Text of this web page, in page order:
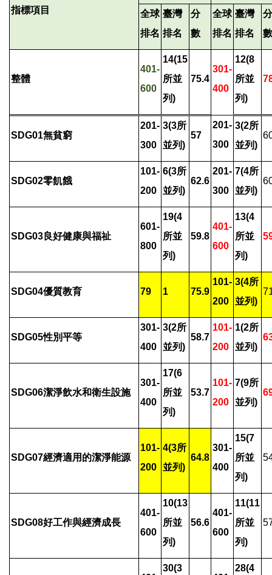
指標項目
全球
排名
臺灣
排名
分
數
全球
排名
臺灣
排名
分
數
整體
401-
600
14(15
所並
列)
75.4
301-
400
12(8
所並
列)
SDG01無貧窮
201-
300
3(3所
並列)
57
201-
300
3(2所
並列)
SDG02零飢餓
101-
200
6(3所
並列)
62.6
201-
300
7(4所
並列)
SDG03 良好健康與福祉
601-
800
19(4
所並
列)
59.8
401-
600
13(4
所並
列)
SDG04優質教育 79 1 75.9
101-
200
3(4所
並列)
SDG05性別平等
301-
400
3(2所
並列)
58.7
101-
200
1(2所
並列)
SDG06潔淨飲水和衛生設施
301-
400
17(6
所並
列)
53.7
101-
200
7(9所
並列)
SDG07經濟適用的潔淨能源
101-
200
4(3所
並列)
64.8
301-
400
15(7
所並
列)
SDG08好工作與經濟成長
401-
600
10(13
所並
列)
56.6
401-
600
11(11
所並
列)
30(3
28(4